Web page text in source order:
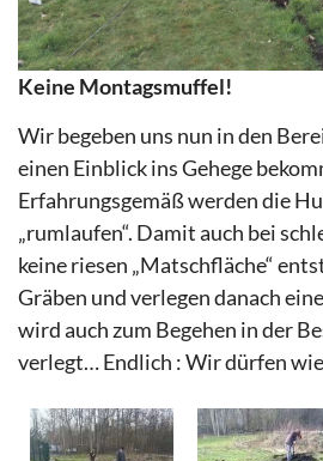
Keine Montagsmuffel!
Wir begeben uns nun in den
einen Einblick ins Gehege
Erfahrungsgemäß werden die
„rumlaufen“. Damit auch bei
keine riesen „Matschfläche“
Gräben und verlegen danach
wird auch zum Begehen in der
verlegt… Endlich : Wir dürfen